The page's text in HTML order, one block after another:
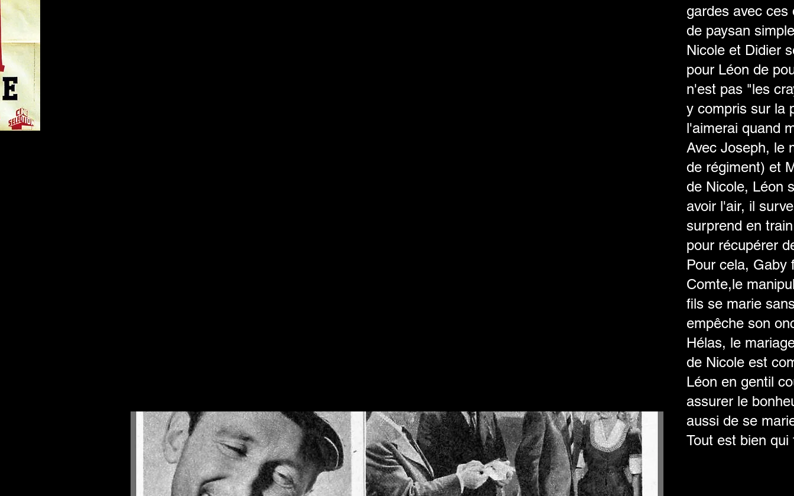
gardes avec
de paysan
Nicole et Didier
pour Léon de
n'est pas "les
y compris sur la
l'aimerai quand
Avec Joseph, le
de régiment) et
de Nicole, Léon
avoir l'air, il
surprend en
pour récupérer
Pour cela, Gaby
Comte,le
fils se marie
empêche son
Hélas, le
de Nicole est
Léon en gentil
assurer le
aussi de se
Tout est bien qui